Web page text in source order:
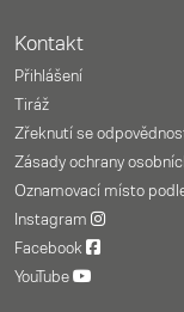
Kontakt
Přihlášení
Tiráž
Zřeknutí se
Zásady ochrany
Oznamovací místo
Instagram
Facebook
YouTube